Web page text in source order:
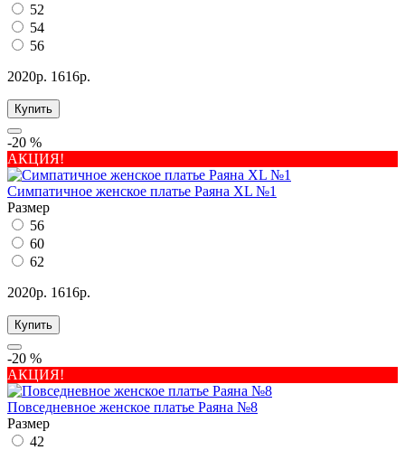
52
54
56
2020р. 1616р.
Купить
-20 %
АКЦИЯ!
Симпатичное женское платье Раяна XL №1
Размер
56
60
62
2020р. 1616р.
Купить
-20 %
АКЦИЯ!
Повседневное женское платье Раяна №8
Размер
42